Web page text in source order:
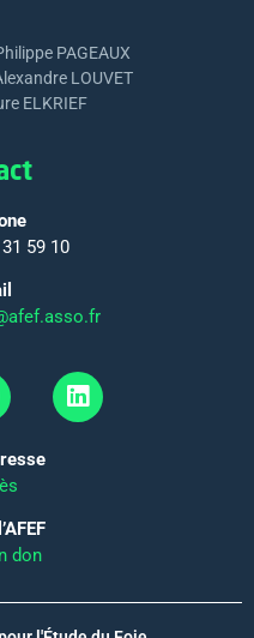
PAGEAUX
LOUVET
ELKRIEF
59 10
don